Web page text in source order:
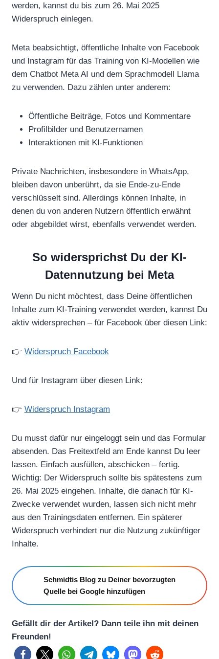
werden, kannst du bis zum 26. Mai 2025
Widerspruch einlegen.
Meta beabsichtigt, öffentliche Inhalte von Facebook
und Instagram für das Training von KI-Modellen wie
dem Chatbot Meta AI und dem Sprachmodell Llama
zu verwenden. Dazu zählen unter anderem:
Öffentliche Beiträge, Fotos und Kommentare
Profilbilder und Benutzernamen
Interaktionen mit KI-Funktionen
Private Nachrichten, insbesondere in WhatsApp,
bleiben davon unberührt, da sie Ende-zu-Ende
verschlüsselt sind. Allerdings können Inhalte, in
denen du von anderen Nutzern öffentlich erwähnt
oder abgebildet wirst, ebenfalls verwendet werden.
So widersprichst Du der KI-
Datennutzung bei Meta
Wenn Du nicht möchtest, dass Deine öffentlichen
Inhalte zum KI-Training verwendet werden, kannst Du
aktiv widersprechen – für Facebook über diesen Link:
👉 Widerspruch Facebook
Und für Instagram über diesen Link:
👉 Widerspruch Instagram
Du musst dafür nur eingeloggt sein und das Formular
absenden. Das Freitextfeld am Ende kannst Du leer
lassen. Einfach ausfüllen, abschicken – fertig.
Wichtig: Der Widerspruch sollte bis spätestens zum
26. Mai 2025 eingehen. Inhalte, die danach für KI-
Zwecke verwendet wurden, lassen sich nicht mehr
aus den Trainingsdaten entfernen. Ein späterer
Widerspruch verhindert nur die Nutzung zukünftiger
Inhalte.
Schmidtis Blog zu Deiner bevorzugten
Quelle bei Google hinzufügen
Gefällt dir der Artikel? Dann teile ihn mit deinen
Freunden!